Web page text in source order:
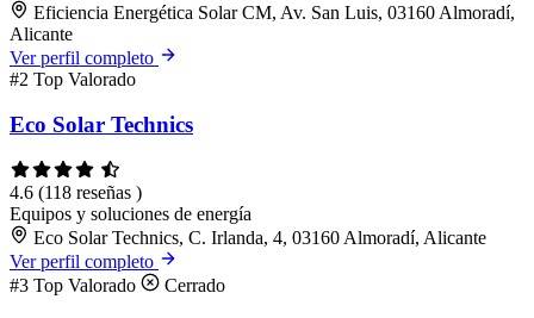
Eficiencia Energética Solar CM, Av. San Luis, 03160 Almoradí,
Alicante
Ver perfil completo
#2 Top Valorado
Eco Solar Technics
4.6 (118 reseñas )
Equipos y soluciones de energía
Eco Solar Technics, C. Irlanda, 4, 03160 Almoradí, Alicante
Ver perfil completo
#3 Top Valorado Cerrado